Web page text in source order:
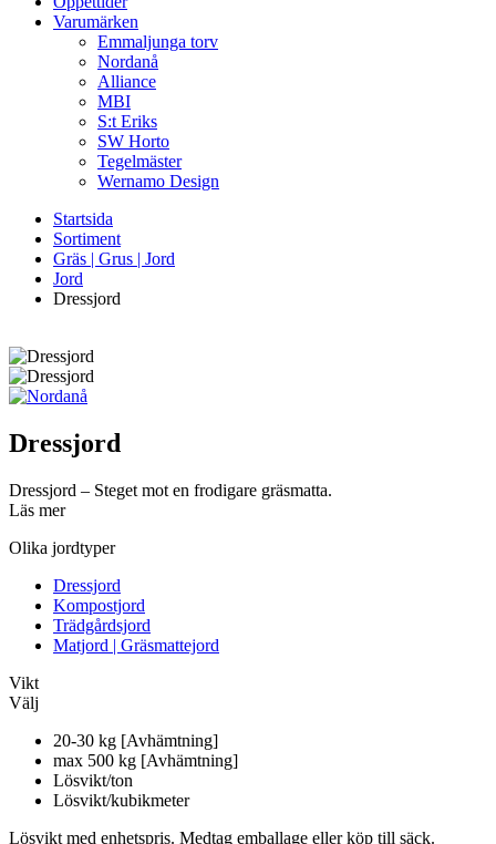
Varumärken
Emmaljunga torv
Nordanå
Alliance
MBI
S:t Eriks
SW Horto
Tegelmäster
Wernamo Design
Startsida
Sortiment
Gräs | Grus | Jord
Jord
Dressjord
Dressjord
Dressjord – Steget mot en frodigare gräsmatta.
Läs mer
Olika jordtyper
Dressjord
Kompostjord
Trädgårdsjord
Matjord | Gräsmattejord
Vikt
Välj
20-30 kg [Avhämtning]
max 500 kg [Avhämtning]
Lösvikt/ton
Lösvikt/kubikmeter
Lösvikt med enhetspris. Medtag emballage eller köp till säck.